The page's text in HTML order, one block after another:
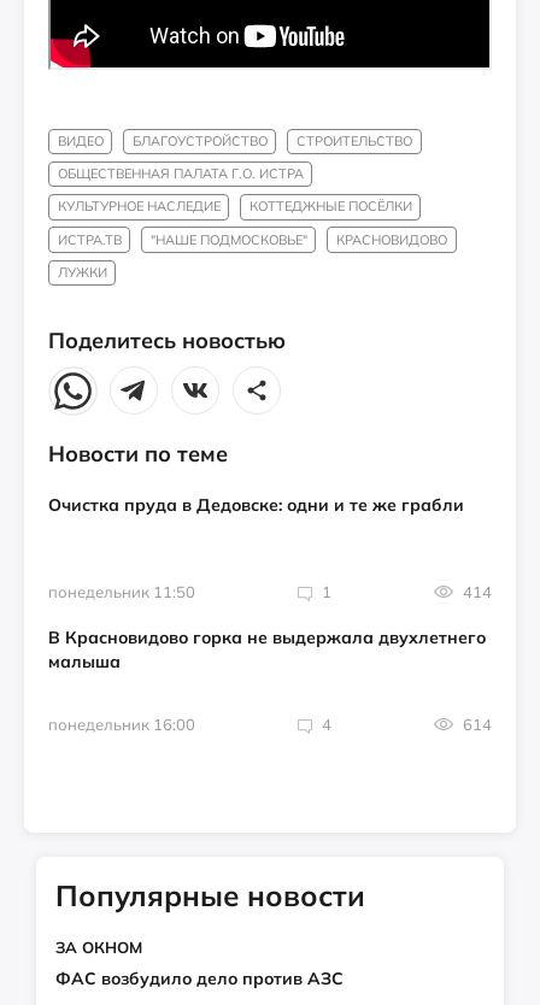
ВИДЕО БЛАГОУСТРОЙСТВО
СТРОИТЕЛЬСТВО
ОБЩЕСТВЕННАЯ ПАЛАТА Г.О. ИСТРА
КУЛЬТУРНОЕ НАСЛЕДИЕ
КОТТЕДЖНЫЕ ПОСЁЛКИ
ИСТРА.ТВ
"НАШЕ ПОДМОСКОВЬЕ"
КРАСНОВИДОВО
ЛУЖКИ
Поделитесь новостью
Новости по теме
Очистка пруда в Дедовске: одни и те же грабли
понедельник 11:50 1 414
В Красновидово горка не выдержала двухлетнего
малыша
понедельник 16:00 4 614
Популярные новости
ЗА ОКНОМ
ФАС возбудило дело против АЗС